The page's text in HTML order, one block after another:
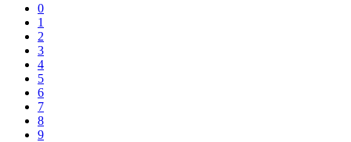
0
1
2
3
4
5
6
7
8
9